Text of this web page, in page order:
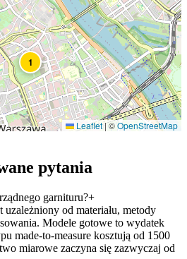
1
Leaflet |©OpenStreetMap
pytania
garnituru?+
od materiału, metody
Modele gotowe to wydatek
made-to-measure kosztują od 1500
miarowe zaczyna się zazwyczaj od